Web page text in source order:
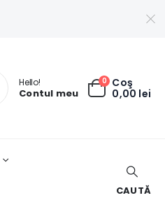
Hello!
Contul meu
0 Coş
0,00 lei
CAUTĂ